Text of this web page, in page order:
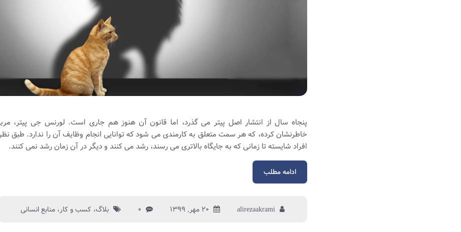
پنجاه سال از انتشار اصل پیتر می گذرد، اما قانون آن هنوز هم جاری است. لورنس جی پیتر،
خاطرنشان کرده، که هر سمت متعلق به کارمندی می شود که توانایی انجام وظایف آن را ندارد. طبق
افراد شایسته تا زمانی که به جایگاه بالاتری می رسند، رشد می کنند و دیگر در آن زمان رشد نمی کنند.
ادامه مطلب
بلاگ، کسب و کار، منابع انسانی